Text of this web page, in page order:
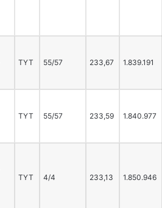
TYT 55/57 233,67 1.839.191
TYT 55/57 233,59 1.840.977
TYT 4/4 233,13 1.850.946